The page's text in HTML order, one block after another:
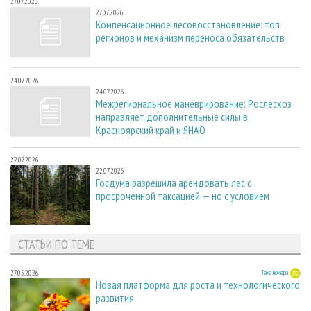
27.07.2026
Компенсационное лесовосстановление: топ
регионов и механизм переноса обязательств
24.07.2026
24.07.2026
Межрегиональное маневрирование: Рослесхоз
направляет дополнительные силы в
Красноярский край и ЯНАО
22.07.2026
22.07.2026
Госдума разрешила арендовать лес с
просроченной таксацией — но с условием
СТАТЬИ ПО ТЕМЕ
27.05.2026 Тема номера
Новая платформа для роста и технологического
развития